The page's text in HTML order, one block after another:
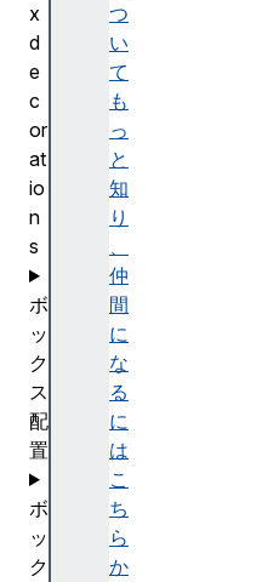
つ
い
て
も
っ
と
知
り
、
仲
間
に
な
る
に
は
こ
ち
ら
か
x
d
e
c
or
at
io
n
s
ボ
ッ
ク
ス
配
置
ボ
ッ
ク